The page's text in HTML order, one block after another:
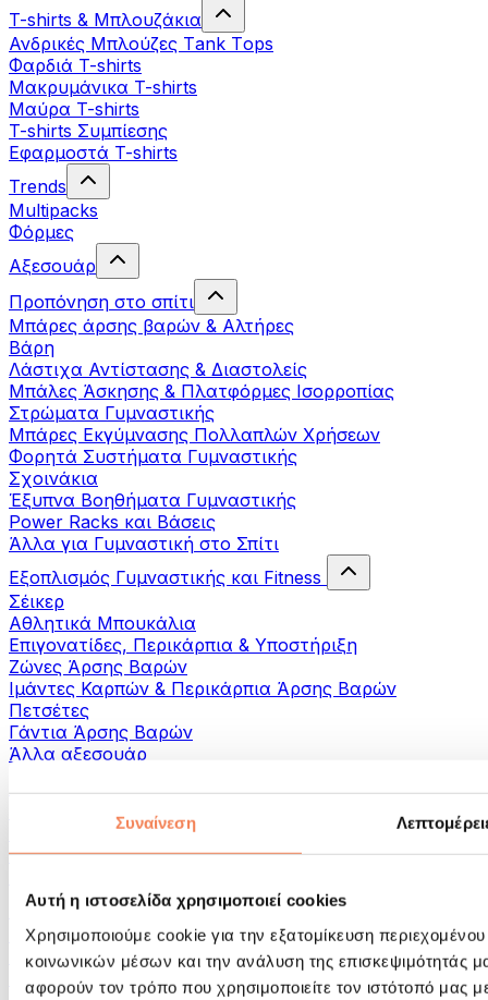
Συναίνεση
Αυτή η ιστοσελίδα χρησιμοποιεί cookies
Χρησιμοποιούμε cookie για την εξατομίκευση
κοινωνικών μέσων και την ανάλυση της επισκεψιμότητάς
αφορούν τον τρόπο που χρησιμοποιείτε τον ιστότοπό μας
T-shirts & Μπλουζάκια
Ανδρικές Mπλούζες Τank Τops
Φαρδιά T-shirts
Μακρυμάνικα T-shirts
Μαύρα T-shirts
T-shirts Συμπίεσης
Εφαρμοστά T-shirts
Trends
Multipacks
Φόρμες
Αξεσουάρ
Προπόνηση στο σπίτι
Μπάρες άρσης βαρών & Αλτήρες
Βάρη
Λάστιχα Αντίστασης & Διαστολείς
Μπάλες Άσκησης & Πλατφόρμες Ισορροπίας
Στρώματα Γυμναστικής
Μπάρες Εκγύμνασης Πολλαπλών Χρήσεων
Φορητά Συστήματα Γυμναστικής
Σχοινάκια
Έξυπνα Βοηθήματα Γυμναστικής
Power Racks και Βάσεις
Άλλα για Γυμναστική στο Σπίτι
Εξοπλισμός Γυμναστικής και Fitness
Σέικερ
Αθλητικά Μπουκάλια
Επιγονατίδες, Περικάρπια & Υποστήριξη
Ζώνες Άρσης Βαρών
Ιμάντες Καρπών & Περικάρπια Άρσης Βαρών
Πετσέτες
Γάντια Άρσης Βαρών
Άλλα αξεσουάρ
Βοηθήματα- αποκατάστασης
Πιστόλια μασάζ
Εργαλεία μασάζ
Κύλινδροι Αφρού & Εξοπλισμός Μασάζ
Τσάντες & σακίδια πλάτης
Τσάντες τροφίμων & αξεσουάρ
Σάκοι Γυμναστικής
Σακίδια πλάτης